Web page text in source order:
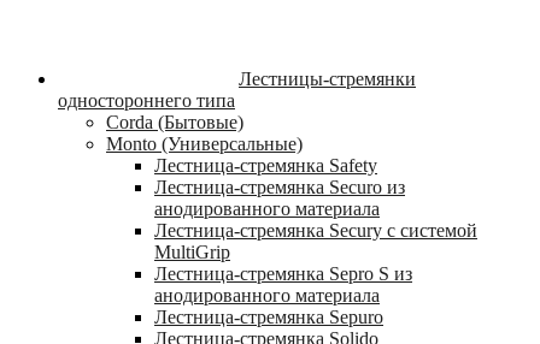
Лестницы-стремянки
одностороннего типа
Corda (Бытовые)
Monto (Универсальные)
Лестница-стремянка Safety
Лестница-стремянка Securo из
анодированного материала
Лестница-стремянка Secury с системой
MultiGrip
Лестница-стремянка Sepro S из
анодированного материала
Лестница-стремянка Sepuro
Лестница-стремянка Solido